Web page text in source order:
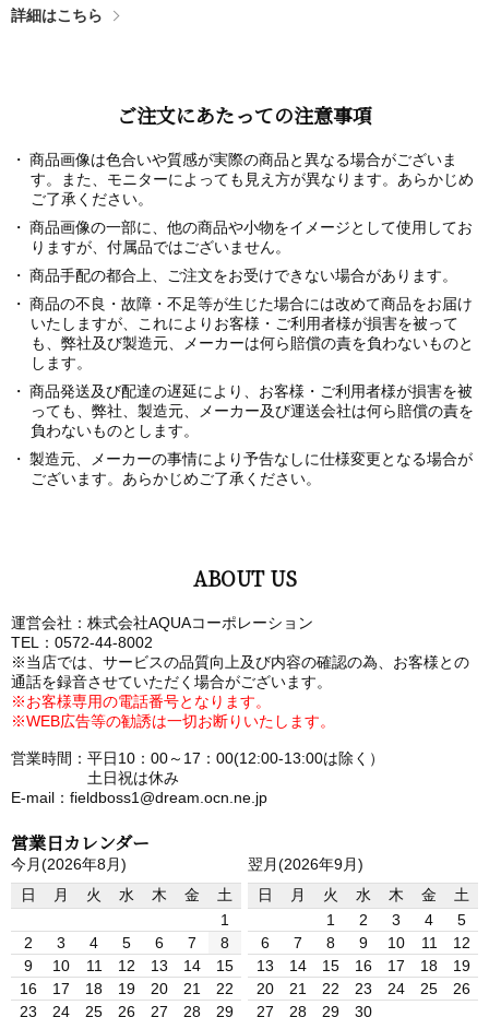
詳細はこちら
ご注文にあたっての注意事項
商品画像は色合いや質感が実際の商品と異なる場合がございま
す。また、モニターによっても見え方が異なります。あらかじめ
ご了承ください。
商品画像の一部に、他の商品や小物をイメージとして使用してお
りますが、付属品ではございません。
商品手配の都合上、ご注文をお受けできない場合があります。
商品の不良・故障・不足等が生じた場合には改めて商品をお届け
いたしますが、これによりお客様・ご利用者様が損害を被って
も、弊社及び製造元、メーカーは何ら賠償の責を負わないものと
します。
商品発送及び配達の遅延により、お客様・ご利用者様が損害を被
っても、弊社、製造元、メーカー及び運送会社は何ら賠償の責を
負わないものとします。
製造元、メーカーの事情により予告なしに仕様変更となる場合が
ございます。あらかじめご了承ください。
ABOUT US
運営会社：株式会社AQUAコーポレーション
TEL：0572-44-8002
※当店では、サービスの品質向上及び内容の確認の為、お客様との
通話を録音させていただく場合がございます。
※お客様専用の電話番号となります。
※WEB広告等の勧誘は一切お断りいたします。
営業時間：平日10：00～17：00(12:00-13:00は除く）
土日祝は休み
E-mail：fieldboss1@dream.ocn.ne.jp
営業日カレンダー
今月(2026年8月)
日
月 火 水 木 金
土
1
2
3 4 5 6 7
8
9
10 11 12 13 14
15
16
17 18 19 20 21
22
23
24 25 26 27 28
29
翌月(2026年9月)
日
月 火 水 木 金
土
1
2 3 4
5
6
7 8 9 10 11
12
13
14 15 16 17 18
19
20
21 22 23 24 25
26
27
28 29 30